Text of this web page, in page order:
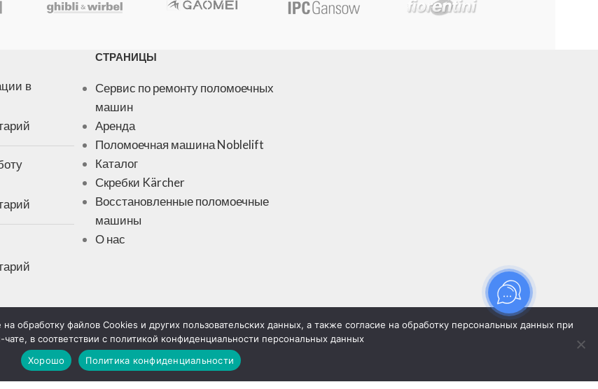
в
СТРАНИЦЫ
Сервис по ремонту поломоечных
машин
Аренда
Поломоечная машина Noblelift
Каталог
Скребки Kärcher
Восстановленные поломоечные
машины
О нас
на
Информация на сайте не является публичной офертой, определяемой
положениями Статьи 437 Гражданского кодекса Российской Федерации
обработку файлов Cookies и других пользовательских данных, а также согласие на обработку персональных данных при
в соответствии с политикой конфиденциальности персональных данных
Хорошо
Политика конфиденциальности